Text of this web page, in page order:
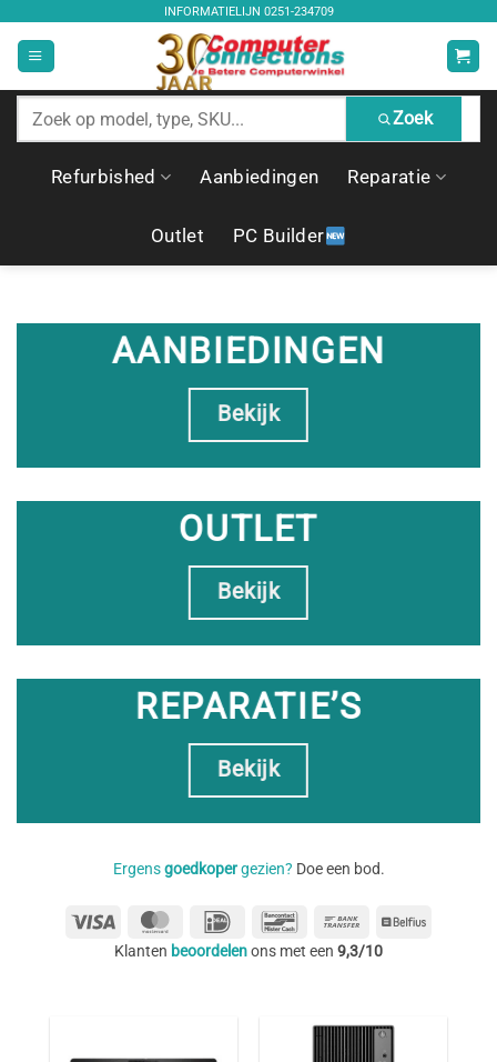
inhoud
INFORMATIELIJN 0251-234709
Zoek
producten
Zoek
Refurbished Aanbiedingen Reparatie
Outlet PC Builder
AANBIEDINGEN
Bekijk
OUTLET
Bekijk
REPARATIE’S
Bekijk
Ergensgoedkopergezien? Doe een bod.
Visa MasterCardIDeal BancontactBank
Transfer
Belfius
Klanten beoordelenons met een 9,3/10